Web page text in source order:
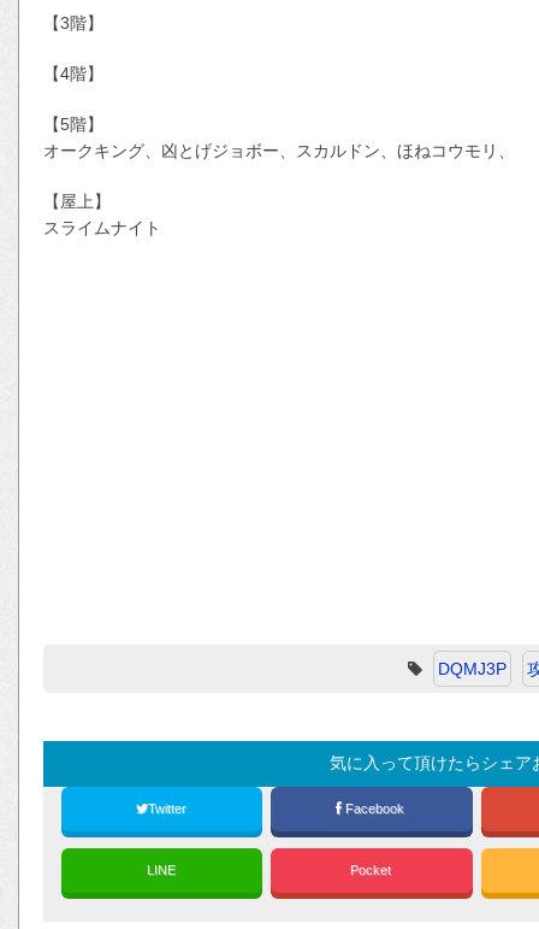
【3階】
【4階】
【5階】
オークキング、凶とげジョボー、スカルドン、ほねコウモリ、
【屋上】
スライムナイト
DQMJ3P
気に入って頂けたらシェア
Twitter Facebook
LINE Pocket